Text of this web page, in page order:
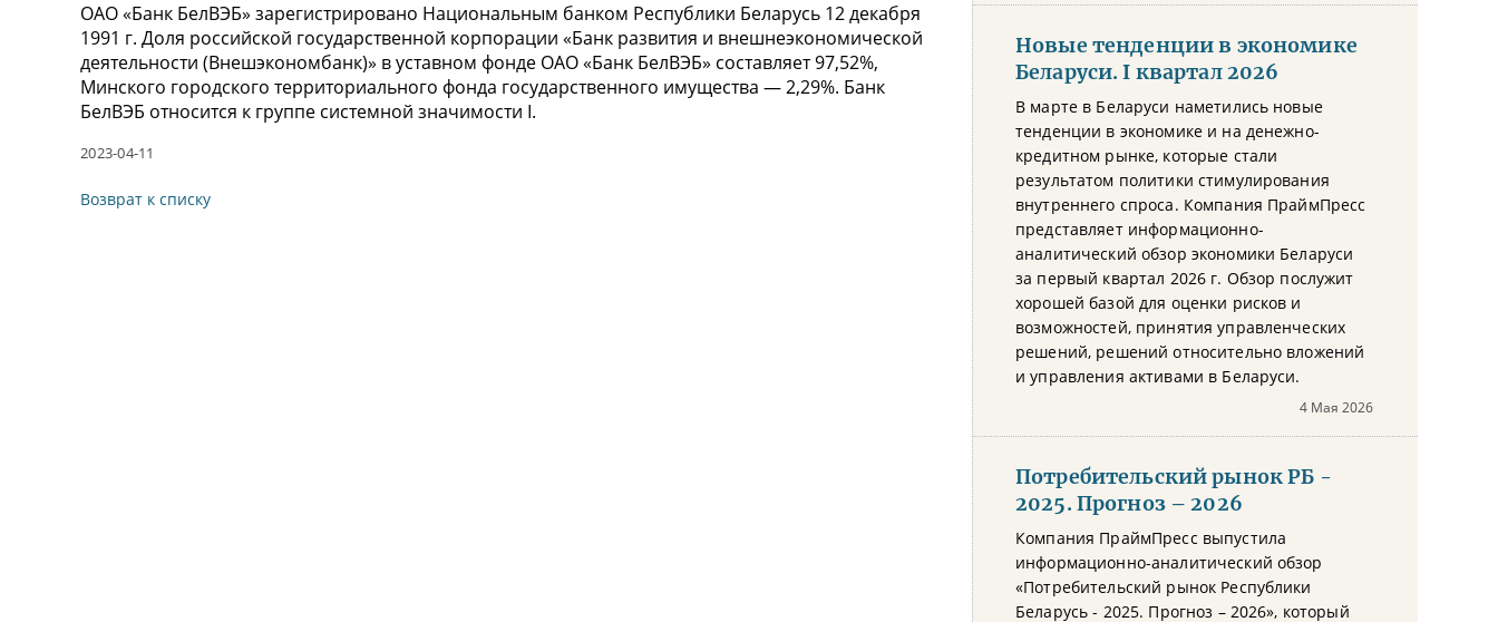
ОАО «Банк БелВЭБ» зарегистрировано Национальным банком Республики Беларусь 12 декабря
1991 г. Доля российской государственной корпорации «Банк развития и внешнеэкономической
деятельности (Внешэкономбанк)» в уставном фонде ОАО «Банк БелВЭБ» составляет 97,52%,
Минского городского территориального фонда государственного имущества — 2,29%. Банк
БелВЭБ относится к группе системной значимости I.
2023-04-11
Возврат к списку
Новые тенденции в экономике
Беларуси. I квартал 2026
В марте в Беларуси наметились новые
тенденции в экономике и на денежно-
кредитном рынке, которые стали
результатом политики стимулирования
внутреннего спроса. Компания ПраймПресс
представляет информационно-
аналитический обзор экономики Беларуси
за первый квартал 2026 г. Обзор послужит
хорошей базой для оценки рисков и
возможностей, принятия управленческих
решений, решений относительно вложений
и управления активами в Беларуси.
4 Мая 2026
Потребительский рынок РБ -
2025. Прогноз – 2026
Компания ПраймПресс выпустила
информационно-аналитический обзор
«Потребительский рынок Республики
Беларусь - 2025. Прогноз – 2026», который